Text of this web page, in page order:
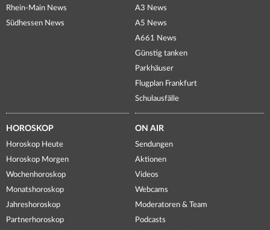
Rhein-Main News
Südhessen News
A3 News
A5 News
A661 News
Günstig tanken
Parkhäuser
Flugplan Frankfurt
Schulausfälle
HOROSKOP
Horoskop Heute
Horoskop Morgen
Wochenhoroskop
Monatshoroskop
Jahreshoroskop
Partnerhoroskop
ON AIR
Sendungen
Aktionen
Videos
Webcams
Moderatoren & Team
Podcasts